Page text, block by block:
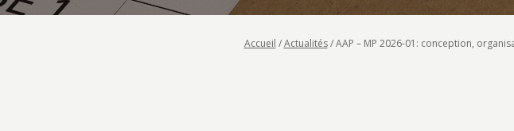
Accueil /Actualités/AAP – MP 2026-01: conception,